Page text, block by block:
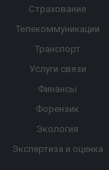
Страхование
Телекоммуникации
Транспорт
Услуги связи
Финансы
Форензик
Экология
Экспертиза и оценка